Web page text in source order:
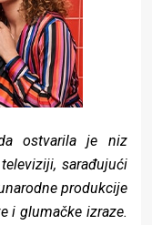
ostvarila je niz
sarađujući
produkcije
i glumačke izraze.